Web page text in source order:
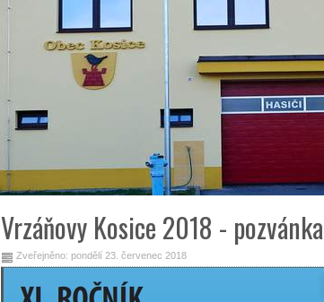
Vrzáňovy Kosice 2018 - pozvánka
Zveřejněno: pondělí 23. červenec 2018